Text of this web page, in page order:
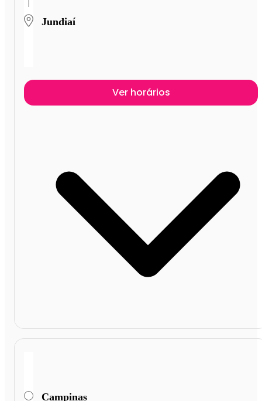
Jundiaí
Ver horários
Campinas